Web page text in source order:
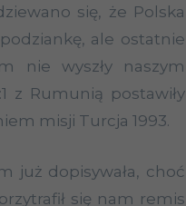
się, że Polska
ale ostatnie
nie wyszły naszym
z Rumunią postawiły
misji Turcja 1993.
już dopisywała, choć
się nam remis